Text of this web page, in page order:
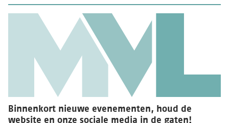
Binnenkort nieuwe evenementen, houd de
website en onze sociale media in de gaten!